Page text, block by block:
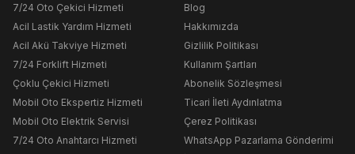
7/24 Oto Çekici Hizmeti
Acil Lastik Yardım Hizmeti
Acil Akü Takviye Hizmeti
7/24 Forklift Hizmeti
Çoklu Çekici Hizmeti
Mobil Oto Ekspertiz Hizmeti
Mobil Oto Elektrik Servisi
7/24 Oto Anahtarcı Hizmeti
Blog
Hakkımızda
Gizlilik Politikası
Kullanım Şartları
Abonelik Sözleşmesi
Ticari İleti Aydınlatma
Çerez Politikası
WhatsApp Pazarlama Gönderimi